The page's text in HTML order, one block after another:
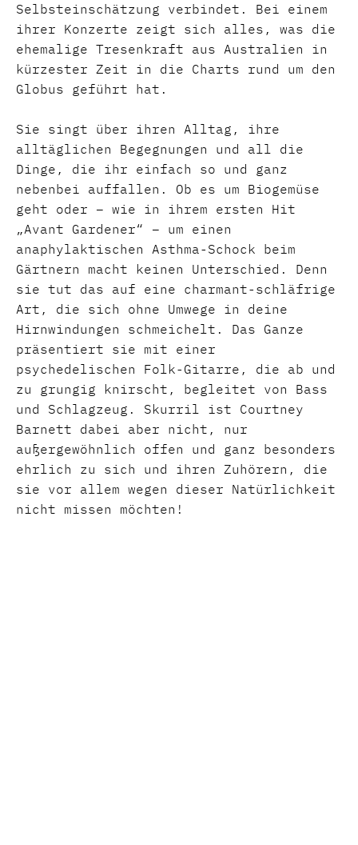
Selbsteinschätzung verbindet. Bei einem
ihrer Konzerte zeigt sich alles, was die
ehemalige Tresenkraft aus Australien in
kürzester Zeit in die Charts rund um den
Globus geführt hat.
Sie singt über ihren Alltag, ihre
alltäglichen Begegnungen und all die
Dinge, die ihr einfach so und ganz
nebenbei auffallen. Ob es um Biogemüse
geht oder – wie in ihrem ersten Hit
„Avant Gardener“ – um einen
anaphylaktischen Asthma-Schock beim
Gärtnern macht keinen Unterschied. Denn
sie tut das auf eine charmant-schläfrige
Art, die sich ohne Umwege in deine
Hirnwindungen schmeichelt. Das Ganze
präsentiert sie mit einer
psychedelischen Folk-Gitarre, die ab und
zu grungig knirscht, begleitet von Bass
und Schlagzeug. Skurril ist Courtney
Barnett dabei aber nicht, nur
außergewöhnlich offen und ganz besonders
ehrlich zu sich und ihren Zuhörern, die
sie vor allem wegen dieser Natürlichkeit
nicht missen möchten!